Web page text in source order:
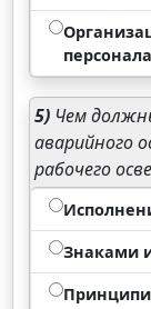
5) Чем
аварийного
рабочего
Знаками